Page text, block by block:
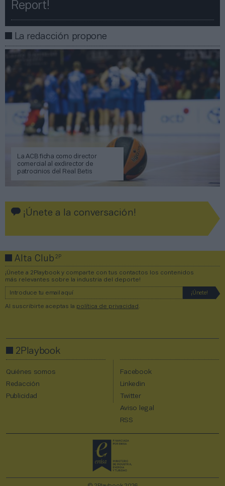
Report!​​
La redacción propone
La ACB ficha como director
comercial al exdirector de
patrocinios del Real Betis
¡Únete a la conversación!
Alta Club2P
¡Únete a 2Playbook y comparte con tus contactos los contenidos
más relevantes sobre la industria del deporte!
Al suscribirte aceptas la política de privacidad
2Playbook
Quiénes somos
Redacción
Publicidad
Facebook
Linkedin
Twitter
Aviso legal
RSS